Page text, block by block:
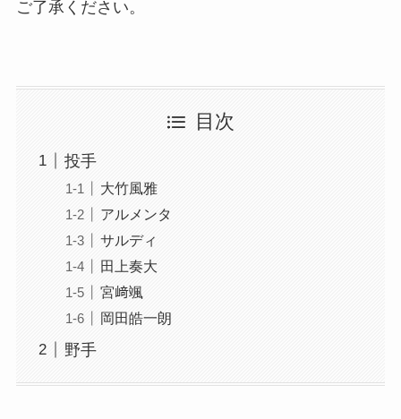
ご了承ください。
目次
投手
大竹風雅
アルメンタ
サルディ
田上奏大
宮﨑颯
岡田皓一朗
野手